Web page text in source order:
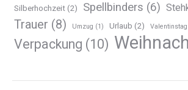
Silberhochzeit (2) Spellbinders (6)
Trauer (8) Umzug (1) Urlaub (2) Valentinstag
Verpackung (10)